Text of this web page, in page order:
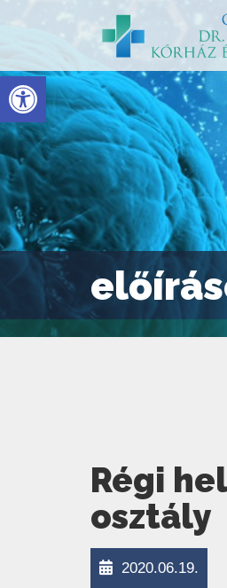
Eszköztár
Régi
osztály
2020.06.19.